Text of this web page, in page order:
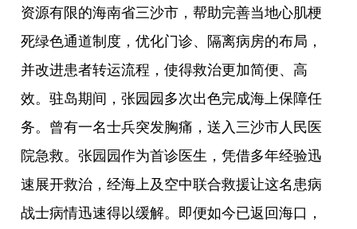
资源有限的海南省三沙市，帮助完善当地心肌梗
死绿色通道制度，优化门诊、隔离病房的布局，
并改进患者转运流程，使得救治更加简便、高
效。驻岛期间，张园园多次出色完成海上保障任
务。曾有一名士兵突发胸痛，送入三沙市人民医
院急救。张园园作为首诊医生，凭借多年经验迅
速展开救治，经海上及空中联合救援让这名患病
战士病情迅速得以缓解。即便如今已返回海口，